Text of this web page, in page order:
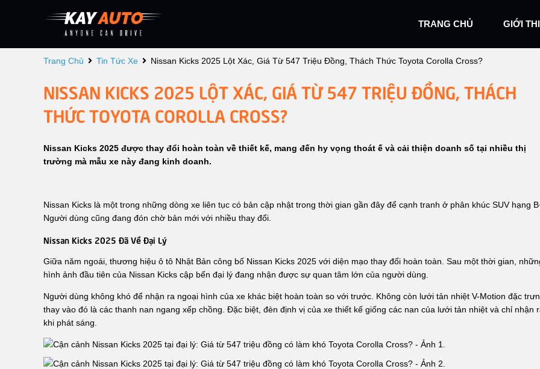
TRANG CHỦ GIỚI
Trang Chủ Tin Tức Xe Nissan Kicks 2025 Lột Xác, Giá Từ 547 Triệu Đồng, Thách Thức Toyota Corolla Cross?
NISSAN KICKS 2025 LỘT XÁC, GIÁ TỪ 547 TRIỆU ĐỒNG, THÁCH
THỨC TOYOTA COROLLA CROSS?
Nissan Kicks 2025 được thay đổi hoàn toàn về thiết kế, mang đến hy vọng thoát ế và cải thiện doanh số tại nhiều thị
trường mà mẫu xe này đang kinh doanh.
Nissan Kicks là một trong những dòng xe liên tục có bản cập nhật trong thời gian gần đây để cạnh tranh ở phân khúc SUV hạng
Người dùng cũng đang đón chờ bản mới với nhiều thay đổi.
Nissan Kicks 2025 Đã Về Đại Lý
Giữa năm ngoái, thương hiệu ô tô Nhật Bản công bố Nissan Kicks 2025 với diện mạo thay đổi hoàn toàn. Sau một thời gian,
hình ảnh đầu tiên của Nissan Kicks cập bến đại lý đang nhận được sự quan tâm lớn của người dùng.
Người dùng không khó để nhận ra ngoại hình của xe khác biệt hoàn toàn so với trước. Không còn lưới tản nhiệt V-Motion đặc
thay vào đó là các thanh nan ngang xếp chồng. Đặc biệt, đèn định vị của xe thiết kế giống các nan của lưới tản nhiệt và chỉ nhận
khi phát sáng.